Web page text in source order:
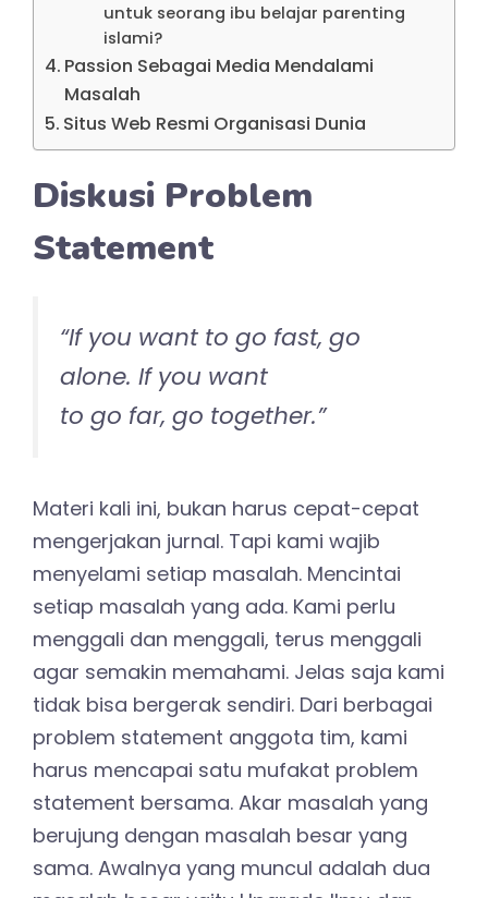
untuk seorang ibu belajar parenting
islami?
Passion Sebagai Media Mendalami
Masalah
Situs Web Resmi Organisasi Dunia
Diskusi Problem
Statement
“If you want to go fast, go
alone. If you want
to go far, go together.”
Materi kali ini, bukan harus cepat-cepat
mengerjakan jurnal. Tapi kami wajib
menyelami setiap masalah. Mencintai
setiap masalah yang ada. Kami perlu
menggali dan menggali, terus menggali
agar semakin memahami. Jelas saja kami
tidak bisa bergerak sendiri. Dari berbagai
problem statement anggota tim, kami
harus mencapai satu mufakat problem
statement bersama. Akar masalah yang
berujung dengan masalah besar yang
sama. Awalnya yang muncul adalah dua